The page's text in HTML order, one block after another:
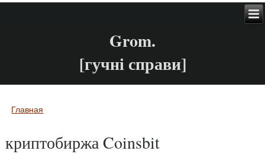
Grom.
[гучні справи]
Вы здесь
Главная
криптобиржа Coinsbit